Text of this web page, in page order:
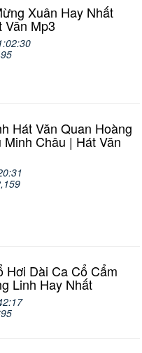
Xuân Hay Nhất
Văn Mp3
Hát Văn Quan Hoàng
Minh Châu | Hát Văn
Hơi Dài Ca Cổ Cẩm
Linh Hay Nhất